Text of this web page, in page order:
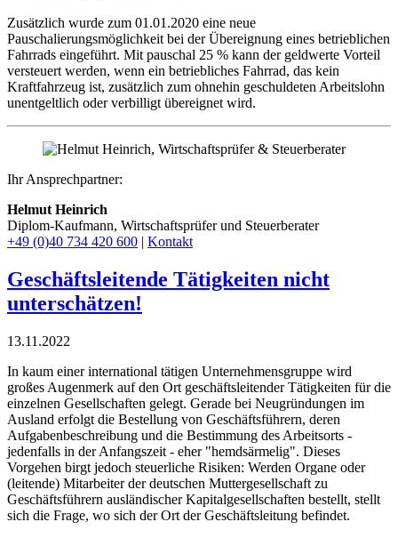
Zusätzlich wurde zum 01.01.2020 eine neue
Pauschalierungsmöglichkeit bei der Übereignung eines betrieblichen
Fahrrads eingeführt. Mit pauschal 25 % kann der geldwerte Vorteil
versteuert werden, wenn ein betriebliches Fahrrad, das kein
Kraftfahrzeug ist, zusätzlich zum ohnehin geschuldeten Arbeitslohn
unentgeltlich oder verbilligt übereignet wird.
Ihr Ansprechpartner:
Helmut Heinrich
Diplom-Kaufmann, Wirtschaftsprüfer ​und Steuerberater
+49 (0)40 734 420 600 | Kontakt
Geschäftsleitende Tätigkeiten nicht
unterschätzen!
13.11.2022
In kaum einer international tätigen Unternehmensgruppe wird
großes Augenmerk auf den Ort geschäftsleitender Tätigkeiten für die
einzelnen Gesellschaften gelegt. Gerade bei Neugründungen im
Ausland erfolgt die Bestellung von Geschäftsführern, deren
Aufgabenbeschreibung und die Bestimmung des Arbeitsorts -
jedenfalls in der Anfangszeit - eher "hemdsärmelig". Dieses
Vorgehen birgt jedoch steuerliche Risiken: Werden Organe oder
(leitende) Mitarbeiter der deutschen Muttergesellschaft zu
Geschäftsführern ausländischer Kapitalgesellschaften bestellt, stellt
sich die Frage, wo sich der Ort der Geschäftsleitung befindet.